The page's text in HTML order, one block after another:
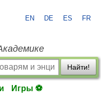
EN DE ES FR
Найти!
Игры ⚽